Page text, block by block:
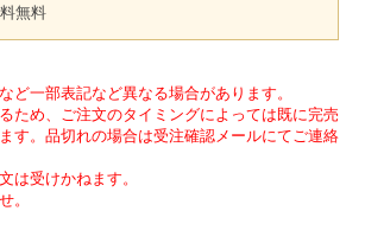
無料
ど一部表記など異なる場合があります。
ため、ご注文のタイミングによっては既に完売
す。品切れの場合は受注確認メールにてご連絡
は受けかねます。
。